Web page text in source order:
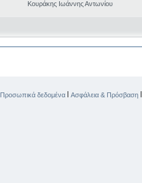
Κουράκης Ιωάννης Αντωνίου
Προσωπικά δεδομένα | Ασφάλεια & Πρόσβαση